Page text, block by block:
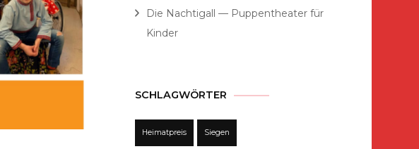
Die Nachtigall — Puppentheater für
Kinder
SCHLAGWÖRTER
Heimatpreis Siegen